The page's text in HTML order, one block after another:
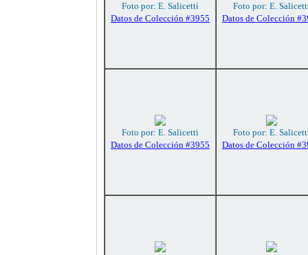
Foto por: E. Salicetti
Datos de Colección #3955
Foto por: E.
Datos de Colección
Foto por: E. Salicetti
Datos de Colección #3955
Foto por: E.
Datos de Colección